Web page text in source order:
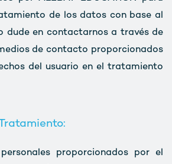
de los datos con base al
dude en contactarnos a través de
de contacto proporcionados
del usuario en el tratamiento
proporcionados por el